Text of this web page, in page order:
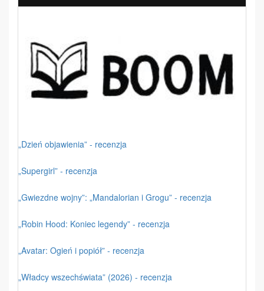
„Dzień objawienia” - recenzja
„Supergirl” - recenzja
„Gwiezdne wojny”: „Mandalorian i Grogu” - recenzja
„Robin Hood: Koniec legendy” - recenzja
„Avatar: Ogień i popiół” - recenzja
„Władcy wszechświata” (2026) - recenzja